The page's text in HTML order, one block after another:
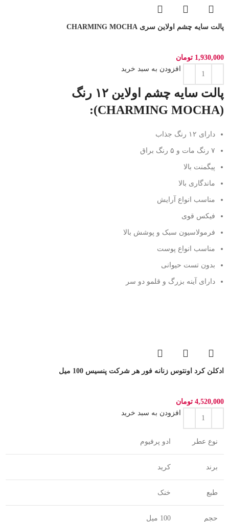
پالت سایه چشم اولاین سری CHARMING MOCHA
1,930,000 تومان
افزودن به سبد خرید
پالت سایه چشم اولاین ۱۲ رنگ
(CHARMING MOCHA):
دارای ۱۲ رنگ جذاب
۷ رنگ مات و ۵ رنگ براق
پیگمنت بالا
ماندگاری بالا
مناسب انواع آرایش
فیکس قوی
فرمولاسیون سبک و پوشش بالا
مناسب انواع پوست
بدون تست حیوانی
دارای آینه بزرگ و قلمو دو سر
ادکلن کرد اونتوس زنانه فور هر شرکت پنسیس 100 میل
4,520,000 تومان
افزودن به سبد خرید
نوع عطر ادو پرفیوم
برند کرید
طبع خنک
حجم 100 میل